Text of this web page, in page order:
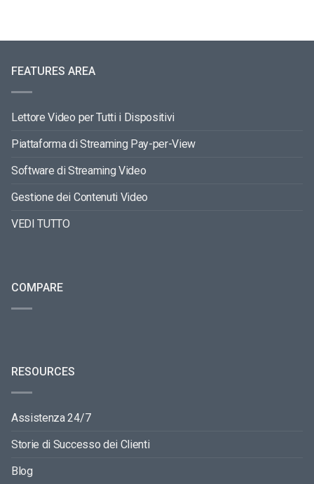
FEATURES AREA
Lettore Video per Tutti i Dispositivi
Piattaforma di Streaming Pay-per-View
Software di Streaming Video
Gestione dei Contenuti Video
VEDI TUTTO
COMPARE
RESOURCES
Assistenza 24/7
Storie di Successo dei Clienti
Blog